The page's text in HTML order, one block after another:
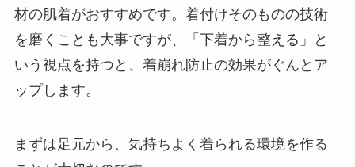
材の肌着がおすすめです。着付けそのものの技術
を磨くことも大事ですが、「下着から整える」と
いう視点を持つと、着崩れ防止の効果がぐんとア
ップします。
まずは足元から、気持ちよく着られる環境を作る